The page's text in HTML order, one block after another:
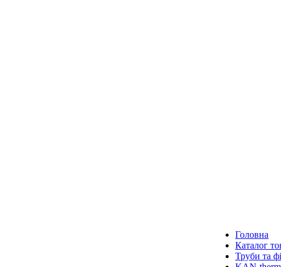
Головна
Каталог
Труби та